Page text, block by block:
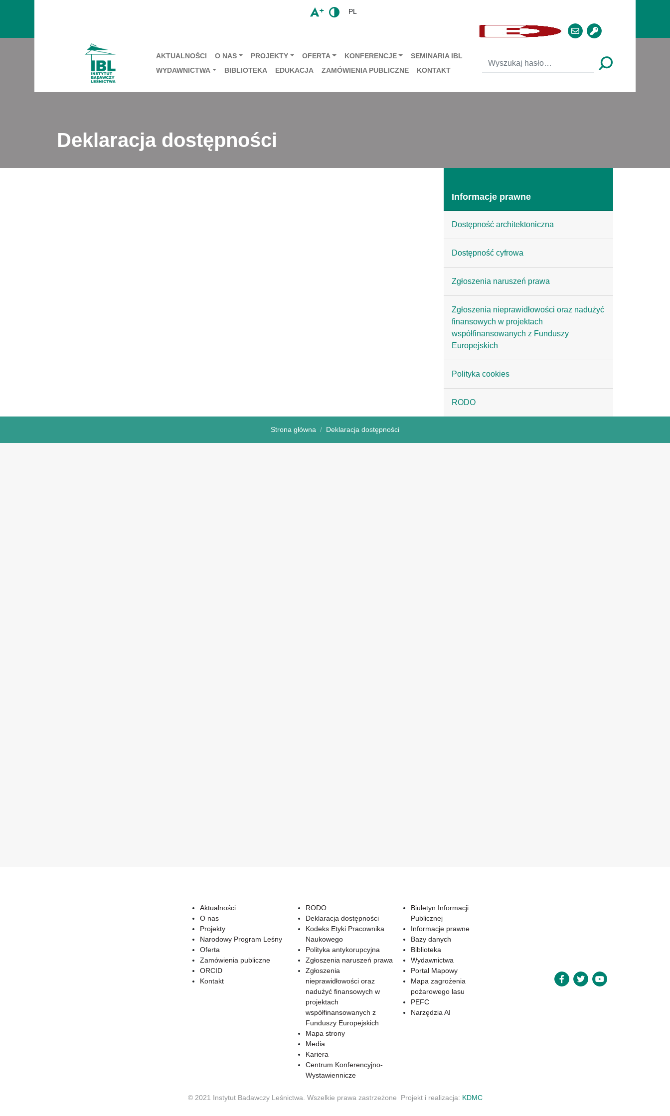
PL
AKTUALNOŚCI O NAS PROJEKTY OFERTA KONFERENCJE
SEMINARIA IBL
WYDAWNICTWA
BIBLIOTEKA EDUKACJA ZAMÓWIENIA PUBLICZNE KONTAKT
Deklaracja dostępności
Informacje prawne
Dostępność architektoniczna
Dostępność cyfrowa
Zgłoszenia naruszeń prawa
Zgłoszenia nieprawidłowości oraz nadużyć
finansowych w projektach
współfinansowanych z Funduszy
Europejskich
Polityka cookies
RODO
Strona główna Deklaracja dostępności
Aktualności
O nas
Projekty
Narodowy Program Leśny
Oferta
Zamówienia publiczne
ORCID
Kontakt
RODO
Deklaracja dostępności
Kodeks Etyki Pracownika
Naukowego
Polityka antykorupcyjna
Zgłoszenia naruszeń prawa
Zgłoszenia
nieprawidłowości oraz
nadużyć finansowych w
projektach
współfinansowanych z
Funduszy Europejskich
Mapa strony
Media
Kariera
Centrum Konferencyjno-
Wystawiennicze
Biuletyn Informacji
Publicznej
Informacje prawne
Bazy danych
Biblioteka
Wydawnictwa
Portal Mapowy
Mapa zagrożenia
pożarowego lasu
PEFC
Narzędzia AI
© 2021 Instytut Badawczy Leśnictwa. Wszelkie prawa zastrzeżone Projekt i realizacja: KDMC